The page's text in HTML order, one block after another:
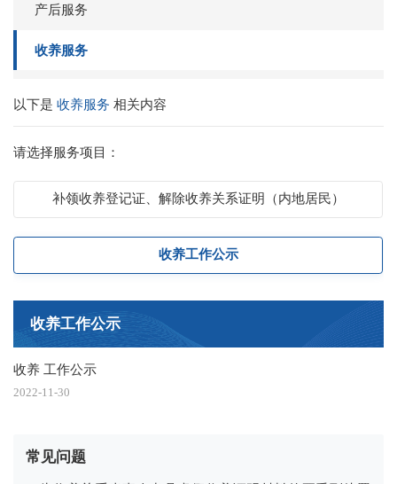
产后服务
收养服务
以下是收养服务相关内容
请选择服务项目：
补领收养登记证、解除收养关系证明（内地居民）
收养工作公示
收养工作公示
收养 工作公示
2022-11-30
常见问题